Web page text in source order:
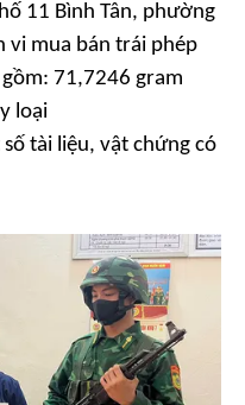
11 Bình Tân, phường
vi mua bán trái phép
71,7246 gram
loại
tài liệu, vật chứng có